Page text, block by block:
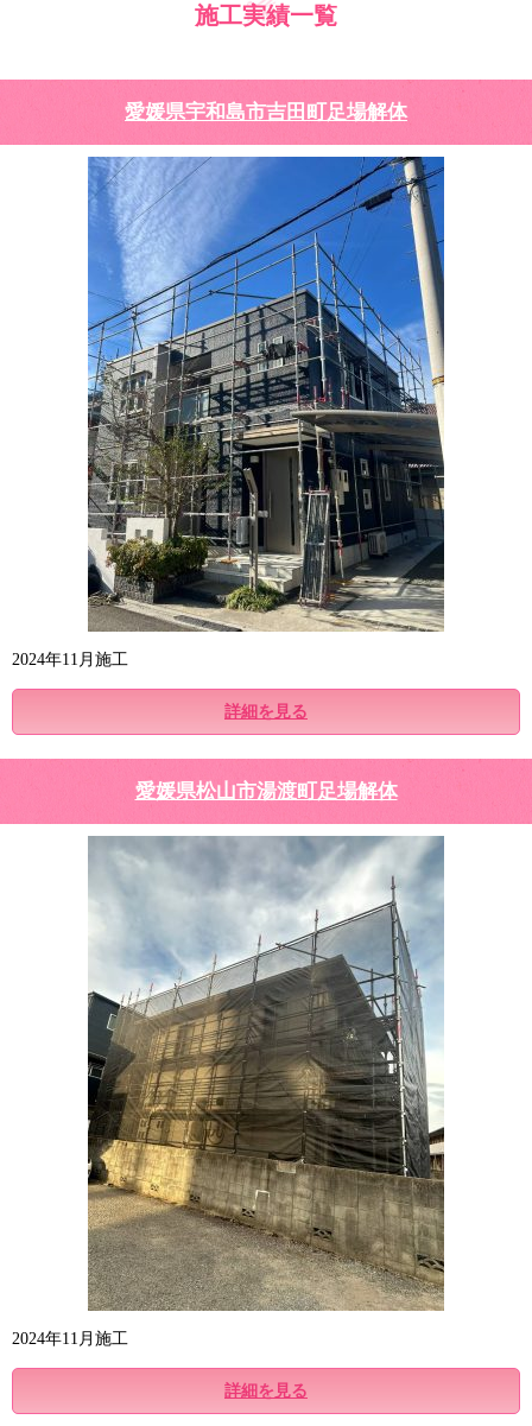
施工実績一覧
愛媛県宇和島市吉田町足場解体
2024年11月施工
詳細を見る
愛媛県松山市湯渡町足場解体
2024年11月施工
詳細を見る